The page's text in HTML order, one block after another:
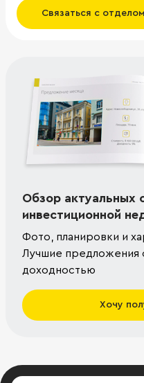
Связаться с
Обзор актуальных
инвестиционной
Фото, планировки и
Лучшие предложения
доходностью
Хочу